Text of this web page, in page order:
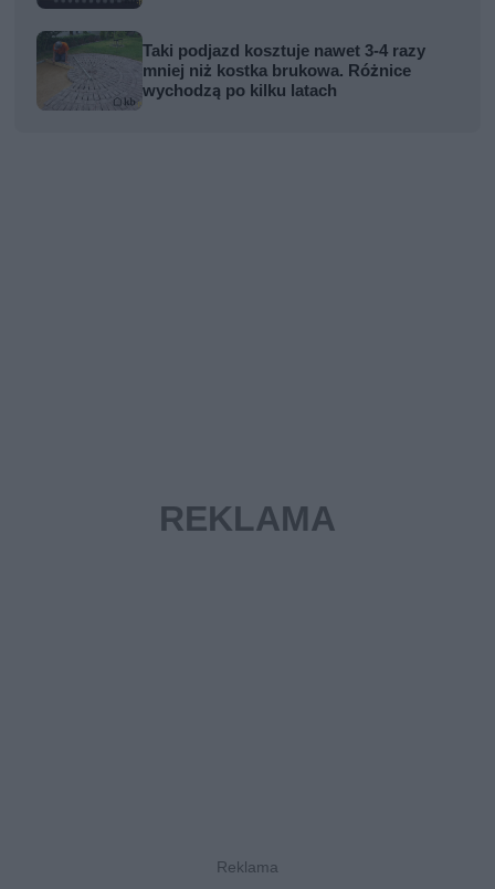
Taki podjazd kosztuje nawet 3-4 razy
mniej niż kostka brukowa. Różnice
wychodzą po kilku latach